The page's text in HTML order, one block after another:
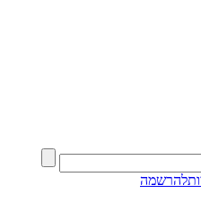
להרשמה